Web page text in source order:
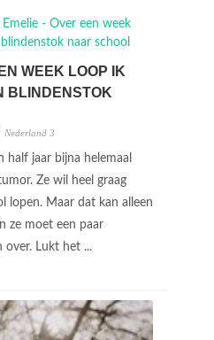
WEEK LOOP IK
BLINDENSTOK
Nederland 3
half jaar bijna helemaal
Ze wil heel graag
lopen. Maar dat kan alleen
ze moet een paar
over. Lukt het ...